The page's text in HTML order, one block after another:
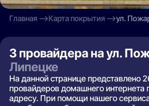
Главная Карта покрытия ул.
3 провайдера на ул.
Липецке
На данной странице представлено
провайдеров домашнего
адресу. При помощи нашего